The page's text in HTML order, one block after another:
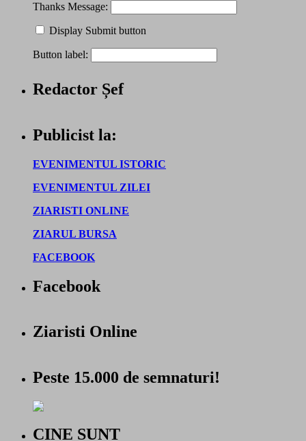
Thanks Message:
Display Submit button
Button label:
Redactor Șef
Publicist la:
EVENIMENTUL ISTORIC
EVENIMENTUL ZILEI
ZIARISTI ONLINE
ZIARUL BURSA
FACEBOOK
Facebook
Ziaristi Online
Peste 15.000 de semnaturi!
CINE SUNT